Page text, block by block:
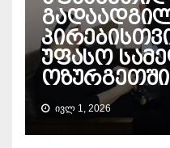
უფასო
ᲘᲕᲚ 1, 2026